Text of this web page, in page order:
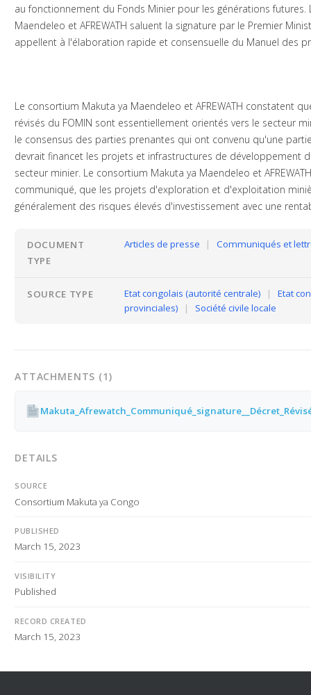
au fonctionnement du Fonds Minier pour les générations futures.
Maendeleo et AFREWATH saluent la signature par le Premier
appellent à l'élaboration rapide et consensuelle du Manuel des
Le consortium Makuta ya Maendeleo et AFREWATH constatent
révisés du FOMIN sont essentiellement orientés vers le secteur
le consensus des parties prenantes qui ont convenu qu'une
devrait financet les projets et infrastructures de développement
secteur minier. Le consortium Makuta ya Maendeleo et
communiqué, que les projets d'exploration et d'exploitation
généralement des risques élevés d'investissement avec une
DOCUMENT
TYPE
Articles de presse | Communiqués et
SOURCE TYPE Etat congolais (autorité centrale) |
Etat
provinciales)
| Société civile locale
ATTACHMENTS (1)
DETAILS
SOURCE
Consortium Makuta ya Congo
PUBLISHED
March 15, 2023
VISIBILITY
Published
RECORD CREATED
March 15, 2023